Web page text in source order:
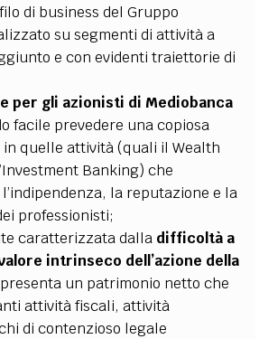
di business del Gruppo
su segmenti di attività a
e con evidenti traiettorie di
per gli azionisti di Mediobanca
facile prevedere una copiosa
quelle attività (quali il Wealth
Banking) che
la reputazione e la
professionisti;
caratterizzata dalla difficoltà a
intrinseco dell’azione della
un patrimonio netto che
attività fiscali, attività
di contenzioso legale